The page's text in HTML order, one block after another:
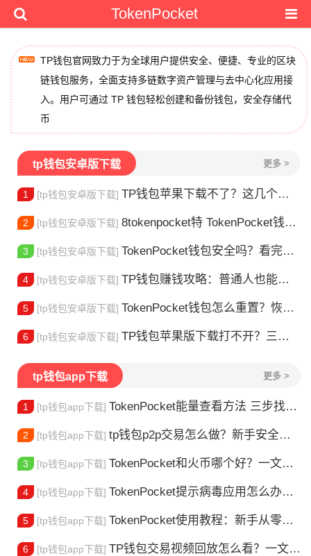
TokenPocket
TP钱包官网致力于为全球用户提供安全、便捷、专业的区块
链钱包服务，全面支持多链数字资产管理与去中心化应用接
入。用户可通过 TP 钱包轻松创建和备份钱包，安全存储代
币
tp钱包安卓版下载 更多 >
1 [tp钱包安卓版下载] TP钱包苹果下载不了？这几个原因你得知道
2 [tp钱包安卓版下载] 8tokenpocket特 TokenPocket钱包特色功能详解，新手老手都该知道
3 [tp钱包安卓版下载] TokenPocket钱包安全吗？看完这篇你就懂了
4 [tp钱包安卓版下载] TP钱包赚钱攻略：普通人也能做的几种方式
5 [tp钱包安卓版下载] TokenPocket钱包怎么重置？恢复出厂设置方法详解
6 [tp钱包安卓版下载] TP钱包苹果版下载打不开？三步解决下载问题
tp钱包app下载 更多 >
1 [tp钱包app下载] TokenPocket能量查看方法 三步找到TRX能量余额
2 [tp钱包app下载] tp钱包p2p交易怎么做？新手安全指南
3 [tp钱包app下载] TokenPocket和火币哪个好？一文帮你理清选择
4 [tp钱包app下载] TokenPocket提示病毒应用怎么办？原因全解析
5 [tp钱包app下载] TokenPocket使用教程：新手从零学会钱包操作
6 [tp钱包app下载] TP钱包交易视频回放怎么看？一文教你轻松找回